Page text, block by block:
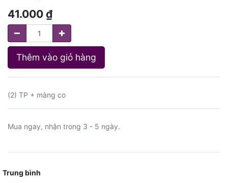
41.000 ₫
Thêm vào giỏ hàng
(2) TP + màng co
Mua ngay, nhận trong 3 - 5 ngày.
Trung bình